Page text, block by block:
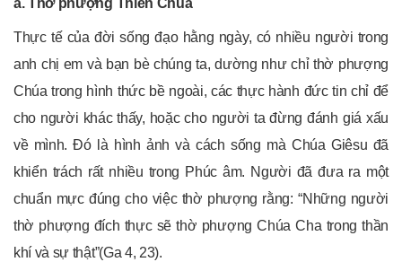
a. Thờ phượng Thiên Chúa
Thực tế của đời sống đạo hằng ngày, có nhiều người trong
anh chị em và bạn bè chúng ta, dường như chỉ thờ phượng
Chúa trong hình thức bề ngoài, các thực hành đức tin chỉ để
cho người khác thấy, hoặc cho người ta đừng đánh giá xấu
về mình. Đó là hình ảnh và cách sống mà Chúa Giêsu đã
khiển trách rất nhiều trong Phúc âm. Người đã đưa ra một
chuẩn mực đúng cho việc thờ phượng rằng: “Những người
thờ phượng đích thực sẽ thờ phượng Chúa Cha trong thần
khí và sự thật”(Ga 4, 23).